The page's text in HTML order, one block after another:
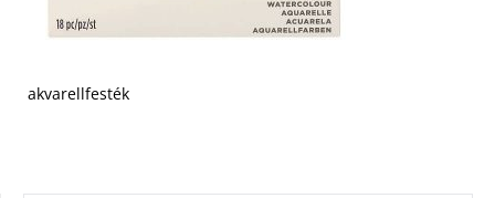
akvarellfesték